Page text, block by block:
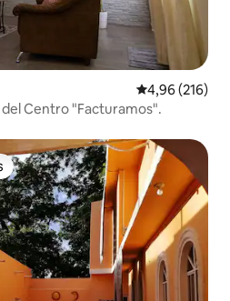
Évaluation
4,96 (216)
Centro "Facturamos".